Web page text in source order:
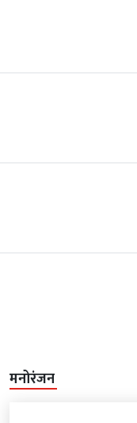
मनोरंजन